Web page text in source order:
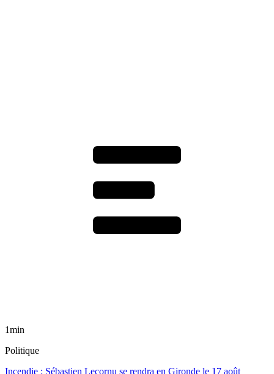
1min
Politique
Incendie : Sébastien Lecornu se rendra en Gironde le 17 août